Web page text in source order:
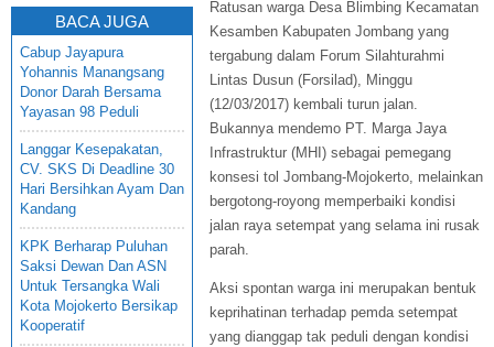
BACA JUGA
Cabup Jayapura
Yohannis Manangsang
Donor Darah Bersama
Yayasan 98 Peduli
Langgar Kesepakatan,
CV. SKS Di Deadline 30
Hari Bersihkan Ayam Dan
Kandang
KPK Berharap Puluhan
Saksi Dewan Dan ASN
Untuk Tersangka Wali
Kota Mojokerto Bersikap
Kooperatif
Ratusan warga Desa Blimbing Kecamatan
Kesamben Kabupaten Jombang yang
tergabung dalam Forum Silahturahmi
Lintas Dusun (Forsilad), Minggu
(12/03/2017) kembali turun jalan.
Bukannya mendemo PT. Marga Jaya
Infrastruktur (MHI) sebagai pemegang
konsesi tol Jombang-Mojokerto, melainkan
bergotong-royong memperbaiki kondisi
jalan raya setempat yang selama ini rusak
parah.
Aksi spontan warga ini merupakan bentuk
keprihatinan terhadap pemda setempat
yang dianggap tak peduli dengan kondisi